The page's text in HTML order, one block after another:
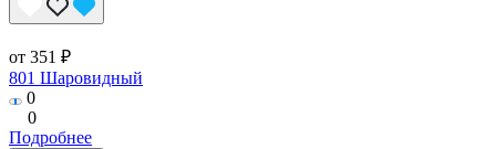
от 351 ₽
801 Шаровидный
0
0
Подробнее